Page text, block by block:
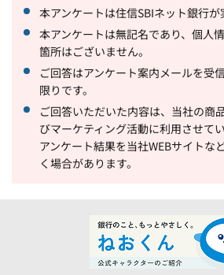
本アンケートは住信SBIネット銀行が
本アンケートは無記名であり、個人
箇所はございません。
ご回答はアンケート案内メールを受
限りです。
ご回答いただいた内容は、当社の商
びマーケティング活動に利用させて
アンケート結果を当社WEBサイトな
く場合があります。